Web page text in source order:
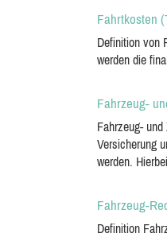
Fahrtkosten
Definition von
werden die
Fahrzeug-
Fahrzeug-
Versicherung
werden.
Fahrzeug-
Definition